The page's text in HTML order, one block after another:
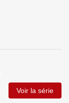
Voir la série